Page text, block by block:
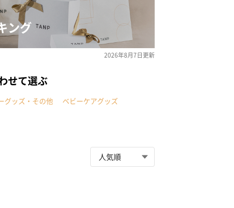
ング
2026年8月7日更新
せて選ぶ
グッズ・その他
ベビーケアグッズ